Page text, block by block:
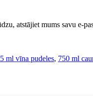
atstājiet mums savu e-
ml vīna pudeles, 750 ml